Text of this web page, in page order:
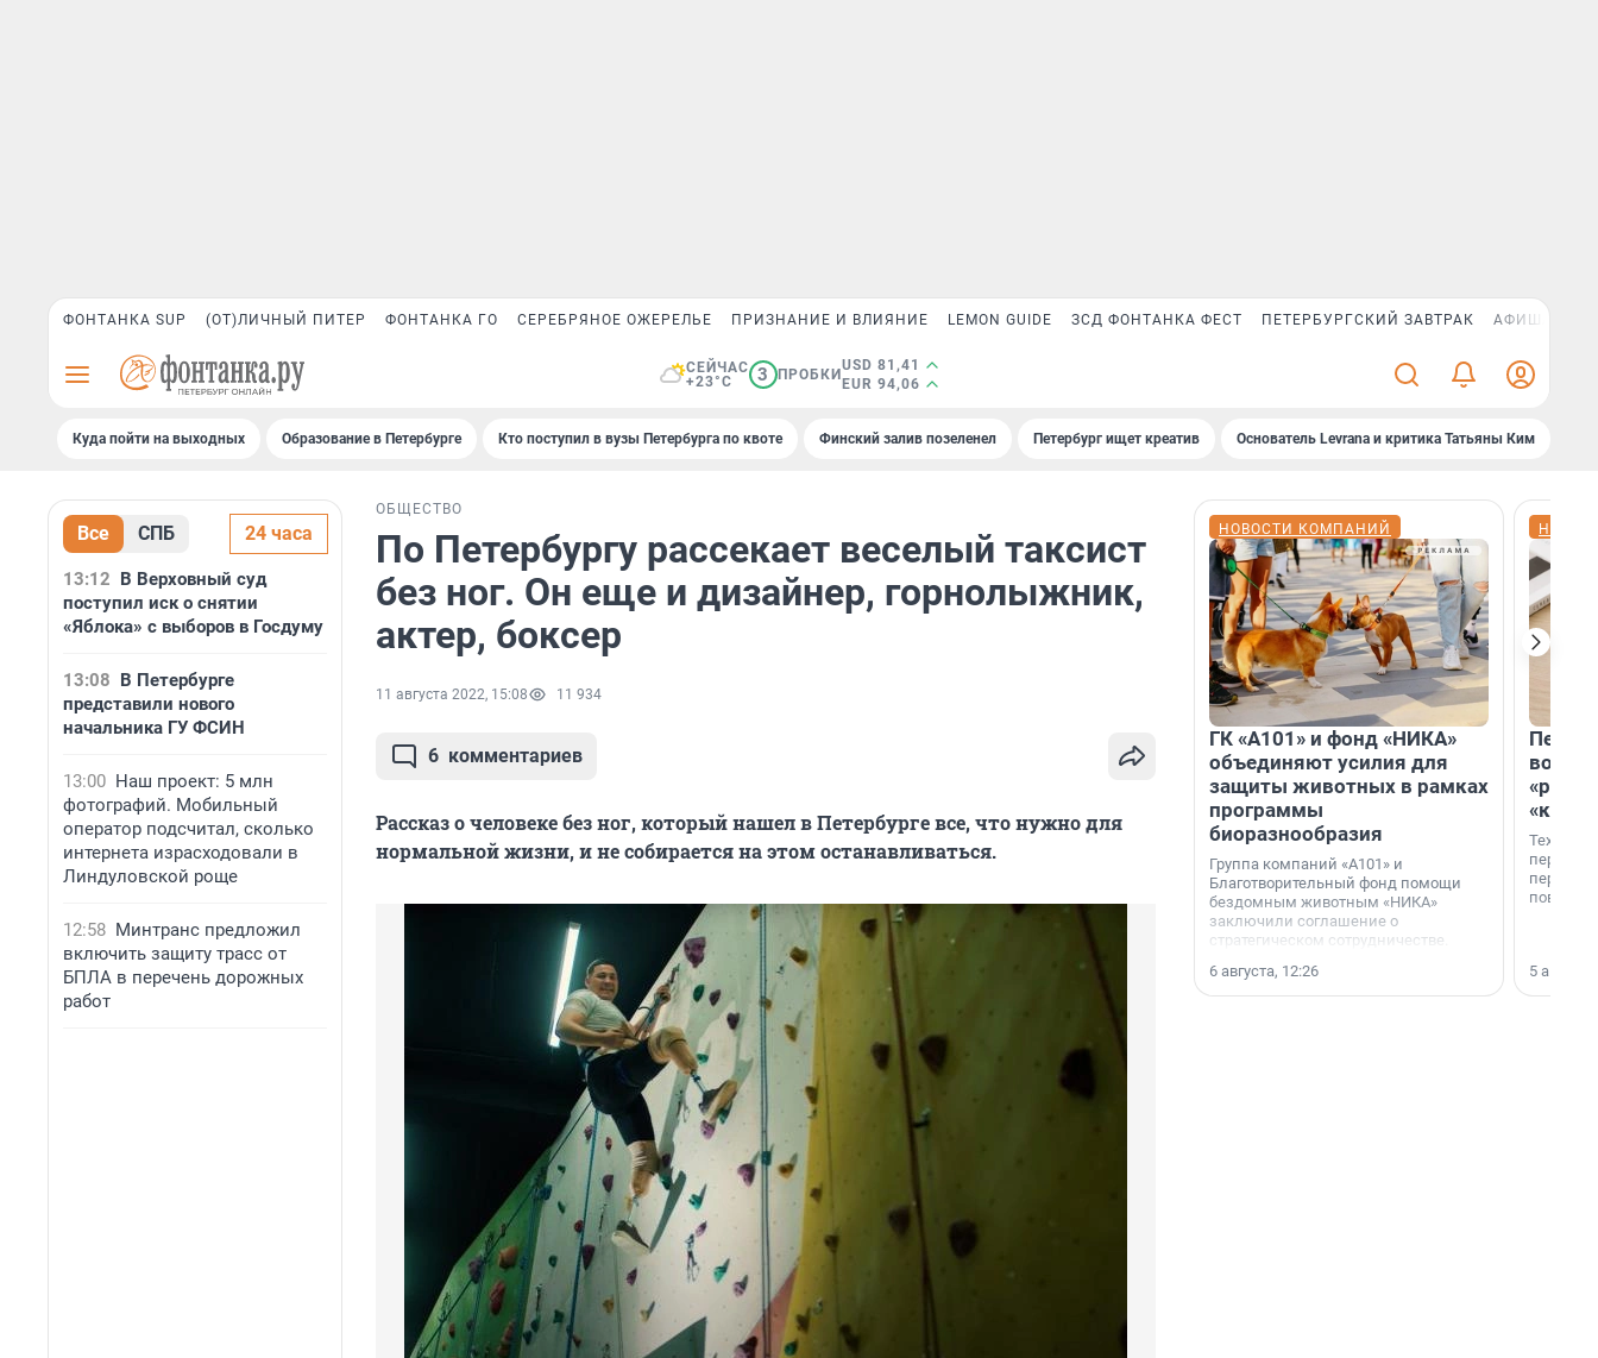
ФОНТАНКА SUP (ОТ)ЛИЧНЫЙ ПИТЕР ФОНТАНКА ГО СЕРЕБРЯНОЕ ОЖЕРЕЛЬЕ ПРИЗНАНИЕ И ВЛИЯНИЕ LEMON GUIDE ЗСД ФОНТАНКА ФЕСТ ПЕТЕРБУРГСКИЙ ЗАВТРАК АФИША PLUS
СЕЙЧАС
+23°C
3 ПРОБКИ
USD 81,41
EUR 94,06
Куда пойти на выходных Образование в Петербурге Кто поступил в вузы Петербурга по квоте Финский залив позеленел Петербург ищет креатив Основатель Levrana и критика Татьяны Ким
Все СПБ 24 часа
13:12 В Верховный суд
поступил иск о снятии
«Яблока» с выборов в Госдуму
13:08 В Петербурге
представили нового
начальника ГУ ФСИН
13:00 Наш проект: 5 млн
фотографий. Мобильный
оператор подсчитал, сколько
интернета израсходовали в
Линдуловской роще
12:58 Минтранс предложил
включить защиту трасс от
БПЛА в перечень дорожных
работ
ОБЩЕСТВО
По Петербургу рассекает веселый таксист
без ног. Он еще и дизайнер, горнолыжник,
актер, боксер
11 августа 2022, 15:08 11 934
6 комментариев
Рассказ о человеке без ног, который нашел в Петербурге все, что нужно для
нормальной жизни, и не собирается на этом останавливаться.
НОВОСТИ КОМПАНИЙ
ГК «А101» и фонд «НИКА»
объединяют усилия для
защиты животных в рамках
программы
биоразнообразия
Группа компаний «А101» и
Благотворительный фонд помощи
бездомным животным «НИКА»
заключили соглашение о
стратегическом сотрудничестве.
6 августа, 12:26
5